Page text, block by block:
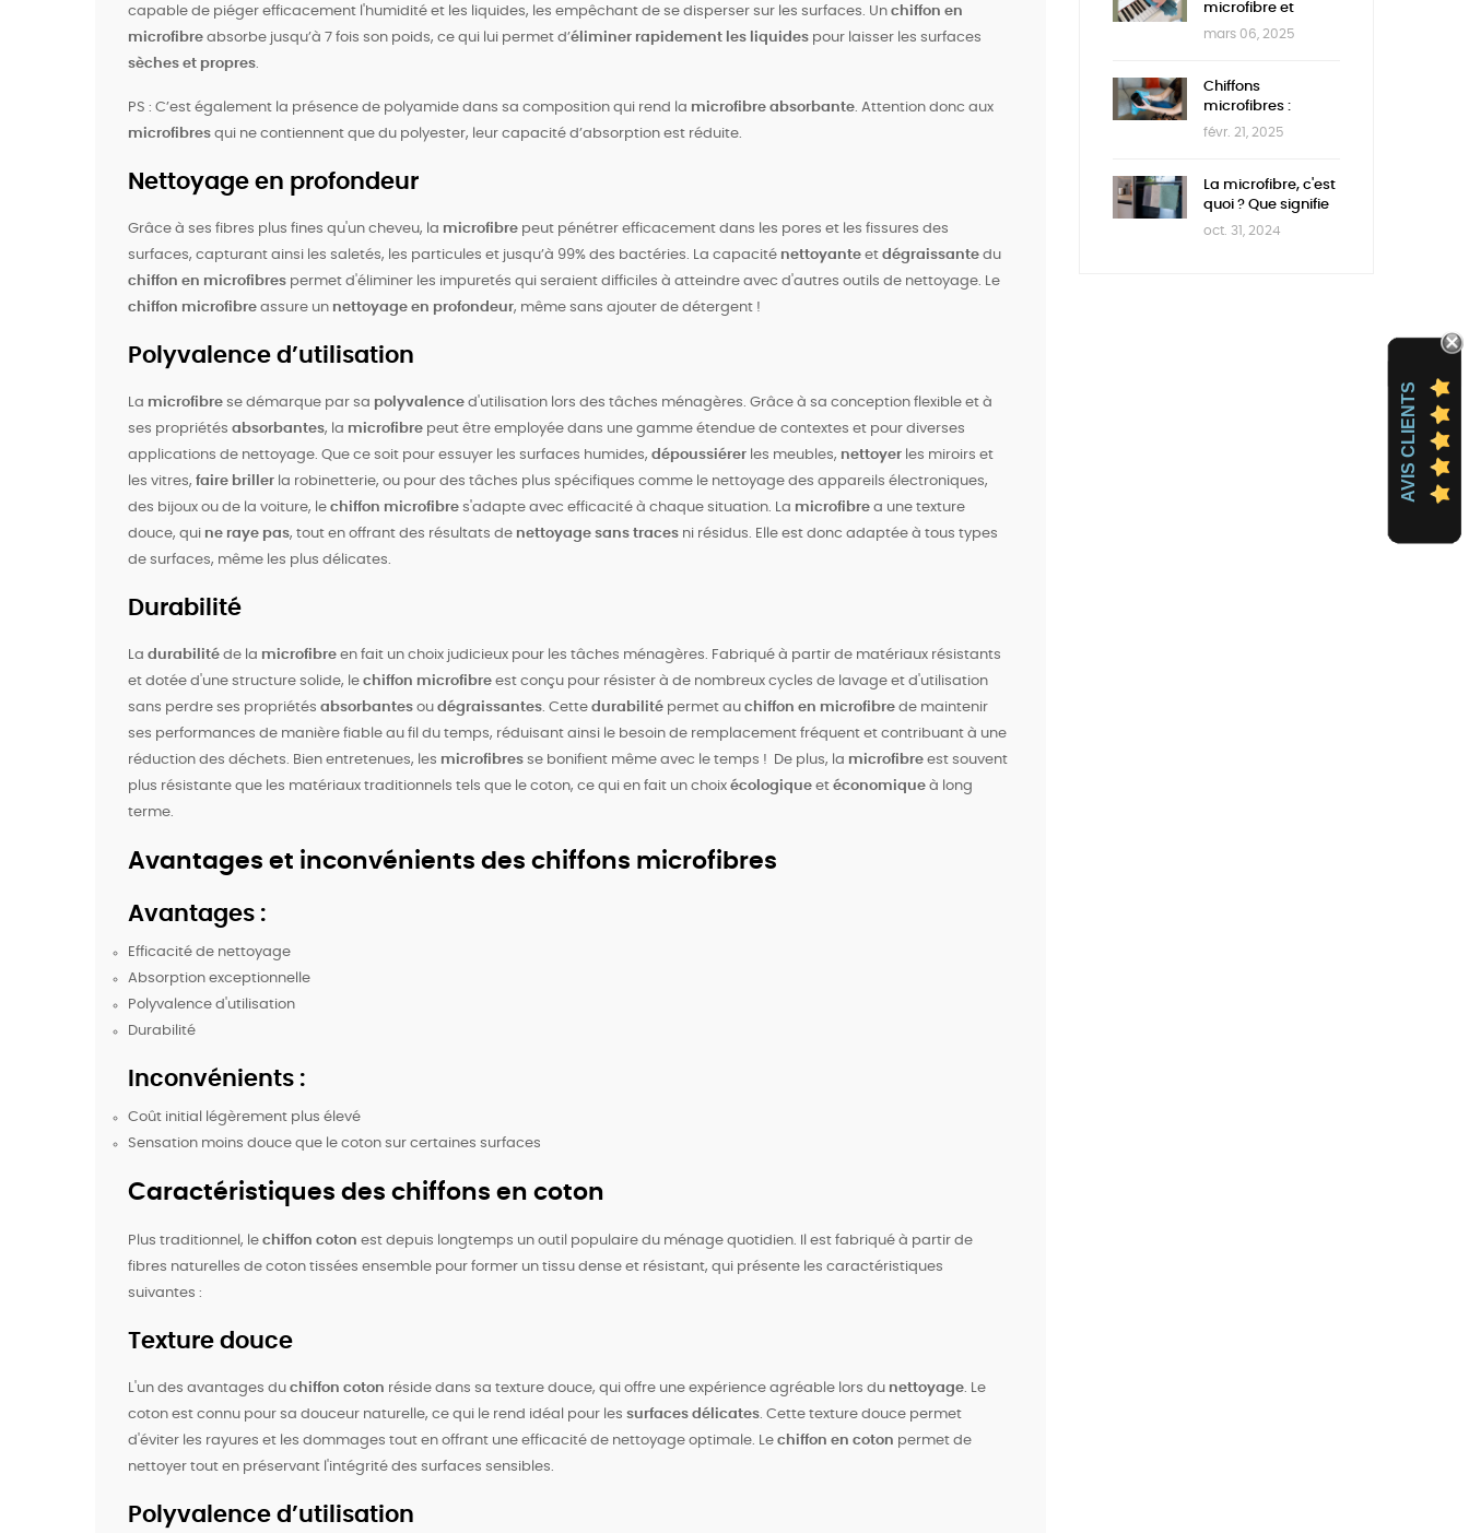
capable de piéger efficacement l'humidité et les liquides, les empêchant de se disperser sur les surfaces. Un chiffon en
microfibre absorbe jusqu’à 7 fois son poids, ce qui lui permet d’éliminer rapidement les liquides pour laisser les surfaces
sèches et propres.
PS : C’est également la présence de polyamide dans sa composition qui rend la microfibre absorbante. Attention donc aux
microfibres qui ne contiennent que du polyester, leur capacité d’absorption est réduite.
Nettoyage en profondeur
Grâce à ses fibres plus fines qu'un cheveu, la microfibre peut pénétrer efficacement dans les pores et les fissures des
surfaces, capturant ainsi les saletés, les particules et jusqu’à 99% des bactéries. La capacité nettoyante et dégraissante du
chiffon en microfibres permet d'éliminer les impuretés qui seraient difficiles à atteindre avec d'autres outils de nettoyage. Le
chiffon microfibre assure un nettoyage en profondeur, même sans ajouter de détergent !
Polyvalence d’utilisation
La microfibre se démarque par sa polyvalence d'utilisation lors des tâches ménagères. Grâce à sa conception flexible et à
ses propriétés absorbantes, la microfibre peut être employée dans une gamme étendue de contextes et pour diverses
applications de nettoyage. Que ce soit pour essuyer les surfaces humides, dépoussiérer les meubles, nettoyer les miroirs et
les vitres, faire briller la robinetterie, ou pour des tâches plus spécifiques comme le nettoyage des appareils électroniques,
des bijoux ou de la voiture, le chiffon microfibre s'adapte avec efficacité à chaque situation. La microfibre a une texture
douce, qui ne raye pas, tout en offrant des résultats de nettoyage sans traces ni résidus. Elle est donc adaptée à tous types
de surfaces, même les plus délicates.
Durabilité
La durabilité de la microfibre en fait un choix judicieux pour les tâches ménagères. Fabriqué à partir de matériaux résistants
et dotée d'une structure solide, le chiffon microfibre est conçu pour résister à de nombreux cycles de lavage et d'utilisation
sans perdre ses propriétés absorbantes ou dégraissantes. Cette durabilité permet au chiffon en microfibre de maintenir
ses performances de manière fiable au fil du temps, réduisant ainsi le besoin de remplacement fréquent et contribuant à une
réduction des déchets. Bien entretenues, les microfibres se bonifient même avec le temps ! De plus, la microfibre est souvent
plus résistante que les matériaux traditionnels tels que le coton, ce qui en fait un choix écologique et économique à long
terme.
Avantages et inconvénients des chiffons microfibres
Avantages :
Efficacité de nettoyage
Absorption exceptionnelle
Polyvalence d'utilisation
Durabilité
Inconvénients :
Coût initial légèrement plus élevé
Sensation moins douce que le coton sur certaines surfaces
Caractéristiques des chiffons en coton
Plus traditionnel, le chiffon coton est depuis longtemps un outil populaire du ménage quotidien. Il est fabriqué à partir de
fibres naturelles de coton tissées ensemble pour former un tissu dense et résistant, qui présente les caractéristiques
suivantes :
Texture douce
L'un des avantages du chiffon coton réside dans sa texture douce, qui offre une expérience agréable lors du nettoyage. Le
coton est connu pour sa douceur naturelle, ce qui le rend idéal pour les surfaces délicates. Cette texture douce permet
d'éviter les rayures et les dommages tout en offrant une efficacité de nettoyage optimale. Le chiffon en coton permet de
nettoyer tout en préservant l'intégrité des surfaces sensibles.
Polyvalence d’utilisation
microfibre et
comment l’utiliser
mars 06, 2025
Chiffons
microfibres :
comment les
févr. 21, 2025
La microfibre, c'est
quoi ? Que signifie
microfibre et
oct. 31, 2024
AVIS CLIENTS